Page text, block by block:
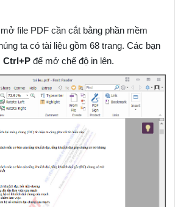
file PDF cần cắt bằng phần mềm
ta có tài liệu gồm 68 trang. Các bạn
Ctrl+P để mở chế độ in lên.